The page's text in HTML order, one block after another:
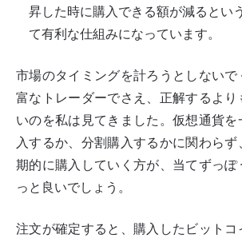
昇した時に購入できる額が減るとい
て有利な仕組みになっています。
市場のタイミングを計ろうとしないで
富なトレーダーでさえ、正解するより
いのを私は見てきました。仮想通貨
入するか、分割購入するかに関わら
期的に購入していく方が、当てずっ
っと良いでしょう。
注文が確定すると、購入したビットコ